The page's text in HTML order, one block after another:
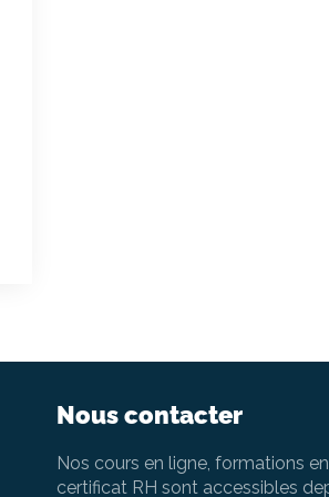
Nous contacter
Nos cours en ligne, formations
certificat RH sont accessibles